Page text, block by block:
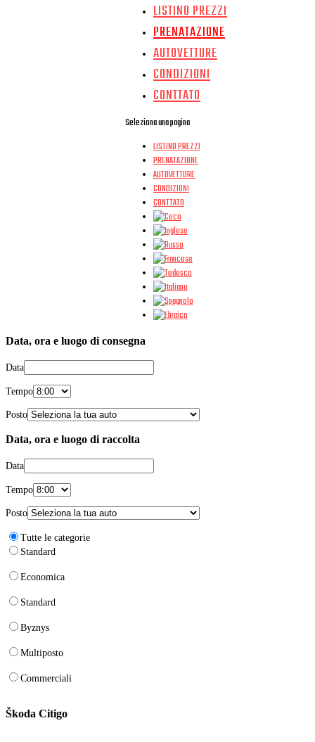
LISTINO PREZZI
PRENATAZIONE
AUTOVETTURE
CONDIZIONI
CONTTATO
Seleziona una pagina
LISTINO PREZZI
PRENATAZIONE
AUTOVETTURE
CONDIZIONI
CONTTATO
Data, ora e luogo di consegna
Data
Tempo
Posto
Data, ora e luogo di raccolta
Data
Tempo
Posto
Tutte le categorie
Standard
Economica
Standard
Byznys
Multiposto
Commerciali
Škoda Citigo